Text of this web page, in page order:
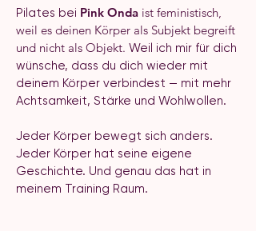
Pilates bei Pink Onda ist feministisch,
weil es deinen Körper als Subjekt begreift
und nicht als Objekt. Weil ich mir für dich
wünsche, dass du dich wieder mit
deinem Körper verbindest — mit mehr
Achtsamkeit, Stärke und Wohlwollen.
Jeder Körper bewegt sich anders.
Jeder Körper hat seine eigene
Geschichte. Und genau das hat in
meinem Training Raum.